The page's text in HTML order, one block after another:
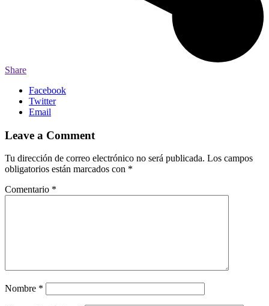
Share
Facebook
Twitter
Email
Leave a Comment
Tu dirección de correo electrónico no será publicada. Los campos
obligatorios están marcados con *
Comentario *
Nombre *